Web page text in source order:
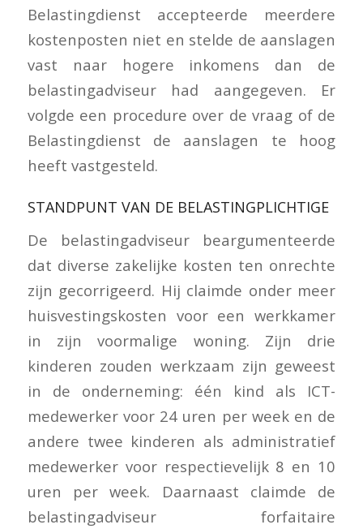
Belastingdienst accepteerde meerdere
kostenposten niet en stelde de aanslagen
vast naar hogere inkomens dan de
belastingadviseur had aangegeven. Er
volgde een procedure over de vraag of de
Belastingdienst de aanslagen te hoog
heeft vastgesteld.
STANDPUNT VAN DE BELASTINGPLICHTIGE
De belastingadviseur beargumenteerde
dat diverse zakelijke kosten ten onrechte
zijn gecorrigeerd. Hij claimde onder meer
huisvestingskosten voor een werkkamer
in zijn voormalige woning. Zijn drie
kinderen zouden werkzaam zijn geweest
in de onderneming: één kind als ICT-
medewerker voor 24 uren per week en de
andere twee kinderen als administratief
medewerker voor respectievelijk 8 en 10
uren per week. Daarnaast claimde de
belastingadviseur forfaitaire